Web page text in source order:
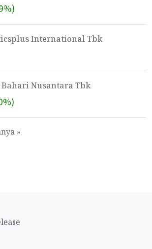
%)
International Tbk
Bahari Nusantara Tbk
%)
»